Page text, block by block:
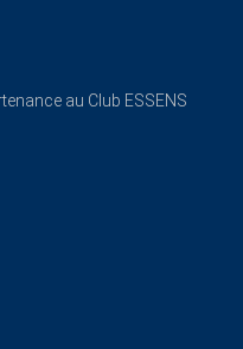
au Club ESSENS